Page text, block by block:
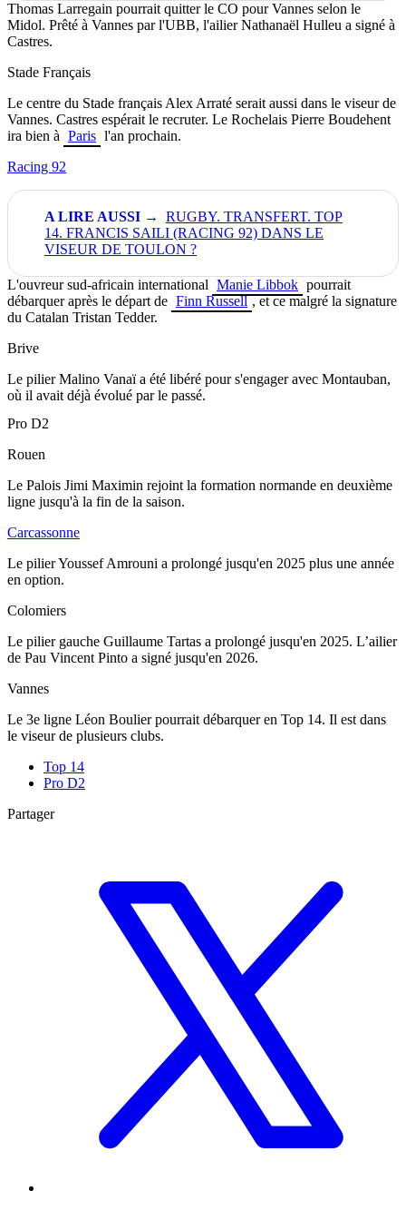
Thomas Larregain pourrait quitter le CO pour Vannes selon le
Midol. Prêté à Vannes par l'UBB, l'ailier Nathanaël Hulleu a signé à
Castres.
Stade Français
Le centre du Stade français Alex Arraté serait aussi dans le viseur de
Vannes. Castres espérait le recruter. Le Rochelais Pierre Boudehent
ira bien à Paris l'an prochain.
Racing 92
RUGBY. TRANSFERT. TOP
14. FRANCIS SAILI (RACING 92) DANS LE
VISEUR DE TOULON ?
L'ouvreur sud-africain international Manie Libbok pourrait
débarquer après le départ de Finn Russell , et ce malgré la signature
du Catalan Tristan Tedder.
Brive
Le pilier Malino Vanaï a été libéré pour s'engager avec Montauban,
où il avait déjà évolué par le passé.
Pro D2
Rouen
Le Palois Jimi Maximin rejoint la formation normande en deuxième
ligne jusqu'à la fin de la saison.
Carcassonne
Le pilier Youssef Amrouni a prolongé jusqu'en 2025 plus une année
en option.
Colomiers
Le pilier gauche Guillaume Tartas a prolongé jusqu'en 2025. L’ailier
de Pau Vincent Pinto a signé jusqu'en 2026.
Vannes
Le 3e ligne Léon Boulier pourrait débarquer en Top 14. Il est dans
le viseur de plusieurs clubs.
Top 14
Pro D2
Partager